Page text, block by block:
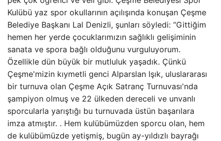
Kulübü yaz spor okullarının açılışında konuşan Çeşme
Belediye Başkanı Lal Denizli, şunları söyledi: “Gittiğim
hemen her yerde çocuklarımızın sağlıklı gelişiminin
sanata ve spora bağlı olduğunu vurguluyorum.
Özellikle dün büyük bir mutluluk yaşadık. Çünkü
Çeşme'mizin kıymetli genci Alparslan Işık, uluslararası
bir turnuva olan Çeşme Açık Satranç Turnuvası'nda
şampiyon olmuş ve 22 ülkeden dereceli ve unvanlı
sporcularla yarıştığı bu turnuvada üstün başarılara
imza atmıştır. . Hem kulübümüzden sporcu olan, hem
de kulübümüzde yetişmiş, bugün ay-yıldızlı bayrağı